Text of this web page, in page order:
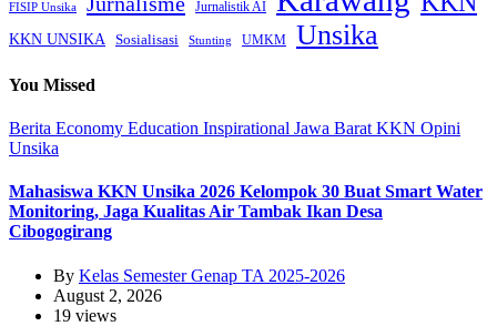
FISIP Unsika Jurnalistik AI
KKN UNSIKA Sosialisasi Stunting UMKM Unsika
You Missed
Berita Economy Education Inspirational Jawa Barat KKN Opini
Unsika
Mahasiswa KKN Unsika 2026 Kelompok 30 Buat Smart Water
Monitoring, Jaga Kualitas Air Tambak Ikan Desa
Cibogogirang
By Kelas Semester Genap TA 2025-2026
August 2, 2026
19 views